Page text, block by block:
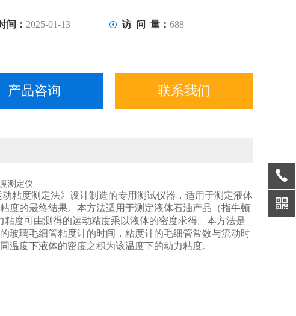
间： 2025-01-13 访 问 量： 688
产品咨询 联系我们
粘度测定法》设计制造的专用测试仪器，适用于测定液体
度的最终结果。本方法适用于测定液体石油产品（指牛顿
度可由测得的运动粘度乘以液体的密度求得。本方法是
玻璃毛细管粘度计的时间，粘度计的毛细管常数与流动时
温度下液体的密度之积为该温度下的动力粘度。